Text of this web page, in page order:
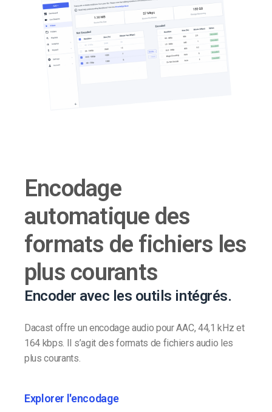
Encodage
automatique des
formats de fichiers les
plus courants
Encoder avec les outils intégrés.
Dacast offre un encodage audio pour AAC, 44,1 kHz et
164 kbps. Il s’agit des formats de fichiers audio les
plus courants.
Explorer l'encodage